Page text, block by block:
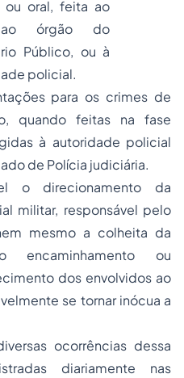
ou oral, feita ao
órgão do
Público, ou à
policial.
para os crimes de
quando feitas na fase
à autoridade policial
de Polícia judiciária.
o direcionamento da
militar, responsável pelo
mesmo a colheita da
encaminhamento ou
dos envolvidos ao
se tornar inócua a
ocorrências dessa
diariamente nas